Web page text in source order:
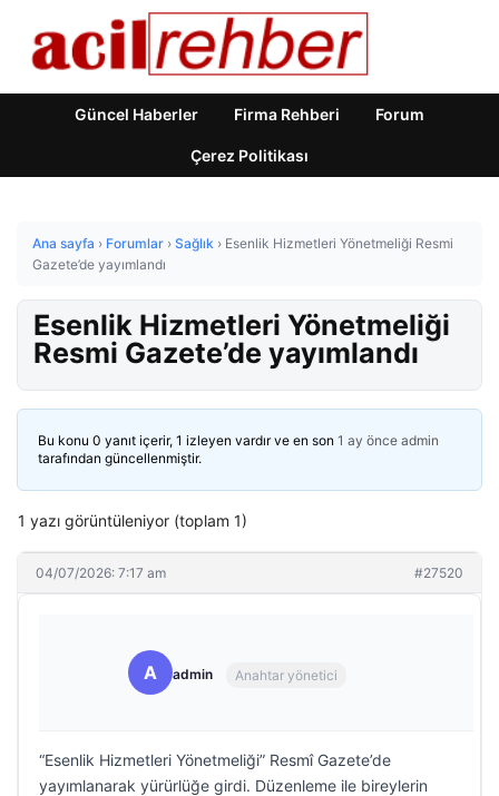
Güncel Haberler Firma Rehberi Forum
Çerez Politikası
Ana sayfa › Forumlar › Sağlık › Esenlik Hizmetleri Yönetmeliği Resmi
Gazete’de yayımlandı
Esenlik Hizmetleri Yönetmeliği
Resmi Gazete’de yayımlandı
Bu konu 0 yanıt içerir, 1 izleyen vardır ve en son 1 ay önce admin
tarafından güncellenmiştir.
1 yazı görüntüleniyor (toplam 1)
04/07/2026: 7:17 am #27520
A admin Anahtar yönetici
“Esenlik Hizmetleri Yönetmeliği” Resmî Gazete’de
yayımlanarak yürürlüğe girdi. Düzenleme ile bireylerin